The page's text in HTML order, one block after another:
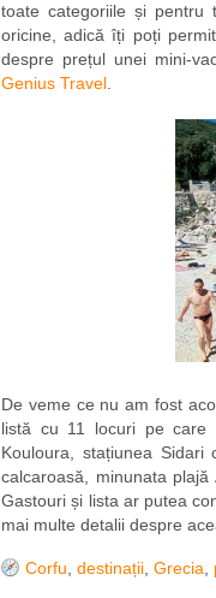
toate categoriile și pentru
oricine, adică îți poți
despre prețul unei mini-
Genius Travel
De veme ce nu am fost
listă cu 11 locuri pe care
Kouloura, stațiunea
calcaroasă, minunata
Gastouri și lista ar putea
mai multe detalii despre
Corfu destinații Grecia